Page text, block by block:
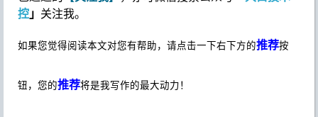
作者：极客玩家
出处：https://geekzl.com
色通道的【关注我
控」关注我。